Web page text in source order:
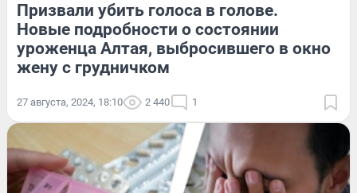
Призвали убить голоса в голове.
Новые подробности о состоянии
уроженца Алтая, выбросившего в окно
жену с грудничком
27 августа, 2024, 18:10 2 440 1